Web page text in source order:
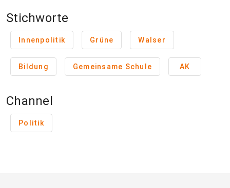
Stichworte
Innenpolitik Grüne Walser
Bildung Gemeinsame Schule AK
Channel
Politik